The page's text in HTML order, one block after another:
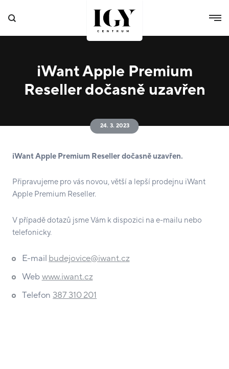
iWant Apple Premium
Reseller dočasně uzavřen
24. 3. 2023
iWant Apple Premium Reseller dočasně uzavřen.
Připravujeme pro vás novou, větší a lepší prodejnu iWant
Apple Premium Reseller.
V případě dotazů jsme Vám k dispozici na e-mailu nebo
telefonicky.
E-mail budejovice@iwant.cz
Webwww.iwant.cz
Telefon387 310 201